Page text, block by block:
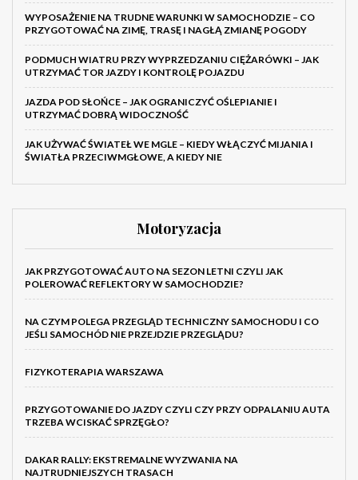
WYPOSAŻENIE NA TRUDNE WARUNKI W SAMOCHODZIE – CO
PRZYGOTOWAĆ NA ZIMĘ, TRASĘ I NAGŁĄ ZMIANĘ POGODY
PODMUCH WIATRU PRZY WYPRZEDZANIU CIĘŻARÓWKI – JAK
UTRZYMAĆ TOR JAZDY I KONTROLĘ POJAZDU
JAZDA POD SŁOŃCE – JAK OGRANICZYĆ OŚLEPIANIE I
UTRZYMAĆ DOBRĄ WIDOCZNOŚĆ
JAK UŻYWAĆ ŚWIATEŁ WE MGLE – KIEDY WŁĄCZYĆ MIJANIA I
ŚWIATŁA PRZECIWMGŁOWE, A KIEDY NIE
Motoryzacja
JAK PRZYGOTOWAĆ AUTO NA SEZON LETNI CZYLI JAK
POLEROWAĆ REFLEKTORY W SAMOCHODZIE?
NA CZYM POLEGA PRZEGLĄD TECHNICZNY SAMOCHODU I CO
JEŚLI SAMOCHÓD NIE PRZEJDZIE PRZEGLĄDU?
FIZYKOTERAPIA WARSZAWA
PRZYGOTOWANIE DO JAZDY CZYLI CZY PRZY ODPALANIU AUTA
TRZEBA WCISKAĆ SPRZĘGŁO?
DAKAR RALLY: EKSTREMALNE WYZWANIA NA
NAJTRUDNIEJSZYCH TRASACH